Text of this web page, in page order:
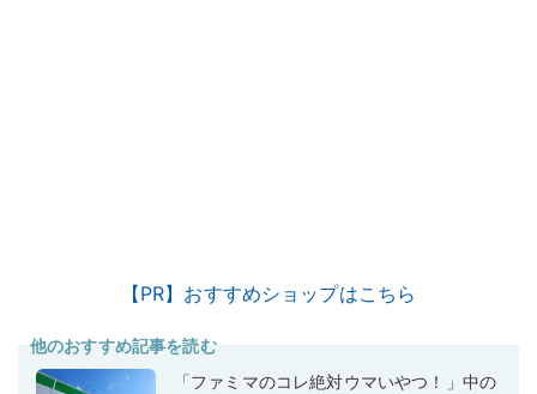
【PR】おすすめショップはこちら
他のおすすめ記事を読む
「ファミマのコレ絶対ウマいやつ！」中の